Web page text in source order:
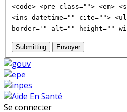
<code> <pre class=""> <em>
<ins datetime="" cite="">
border="" alt="" height=""
Submitting Envoyer
Se connecter